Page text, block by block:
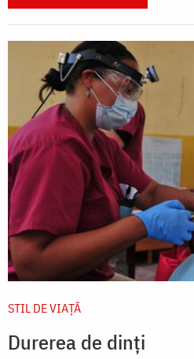
STIL DE VIAŢĂ
Durerea de dinţi